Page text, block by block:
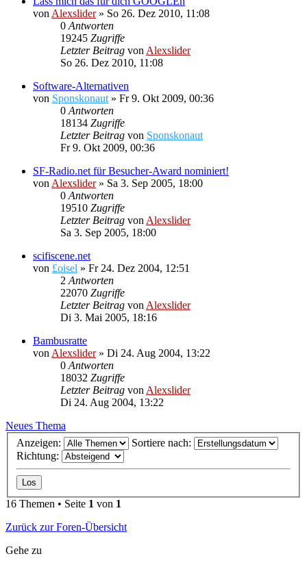
von Alexslider» So 26. Dez 2010, 11:08
0 Antworten
19245 Zugriffe
Letzter Beitrag von Alexslider
So 26. Dez 2010, 11:08
Software-Alternativen
von Sponskonaut » Fr 9. Okt 2009, 00:36
0 Antworten
18134 Zugriffe
Letzter Beitrag von Sponskonaut
Fr 9. Okt 2009, 00:36
SF-Radio.net für Besucher-Award nominiert!
von Alexslider» Sa 3. Sep 2005, 18:00
0 Antworten
19510 Zugriffe
Letzter Beitrag von Alexslider
Sa 3. Sep 2005, 18:00
scifiscene.net
von £oisel » Fr 24. Dez 2004, 12:51
2 Antworten
22070 Zugriffe
Letzter Beitrag von Alexslider
Di 3. Mai 2005, 18:16
Bambusratte
von Alexslider» Di 24. Aug 2004, 13:22
0 Antworten
18032 Zugriffe
Letzter Beitrag von Alexslider
Di 24. Aug 2004, 13:22
Neues Thema
Anzeigen:
Sortiere nach:
Richtung:
16 Themen • Seite 1 von 1
Zurück zur Foren-Übersicht
Gehe zu